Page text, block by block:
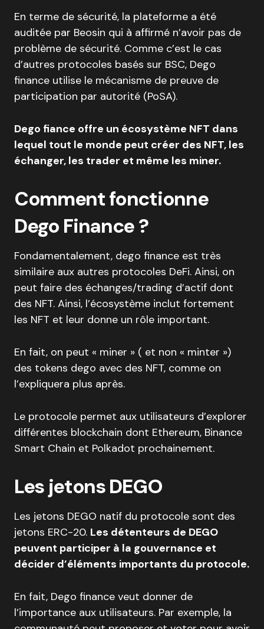
En terme de sécurité, la plateforme a été
auditée par Beosin qui à affirmé n’avoir pas de
problème de sécurité. Comme c’est le cas
d’autres protocoles basés sur BSC, Dego
finance utilise le mécanisme de preuve de
participation par autorité (PoSA).
Dego fiance offre un écosystème NFT dans
lequel tout le monde peut créer des NFT, les
échanger, les trader et même les miner.
Comment fonctionne
Dego Finance ?
Fondamentalement, dego finance est très
similaire aux autres protocoles DeFi. Ainsi, on
peut faire des échanges/trading d’actif dont
des NFT. Ainsi, l’écosystème inclut fortement
les NFT et leur donne un rôle important.
En fait, on peut « miner » ( et non « minter »)
des tokens dego avec des NFT, comme on
l’expliquera plus après.
Le protocole permet aux utilisateurs d’explorer
différentes blockchain dont Ethereum, Binance
Smart Chain et Polkadot prochainement.
Les jetons DEGO
Les jetons DEGO natif du protocole sont des
jetons ERC-20. Les détenteurs de DEGO
peuvent participer à la gouvernance et
décider d’éléments importants du protocole.
En fait, Dego finance veut donner de
l’importance aux utilisateurs. Par exemple, la